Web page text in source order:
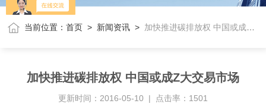
当前位置：首页 > 新闻资讯 > 加快推进碳排放权 中国或成Z大交易市场
加快推进碳排放权 中国或成Z大交易市场
更新时间：2016-05-10 | 点击率：1501